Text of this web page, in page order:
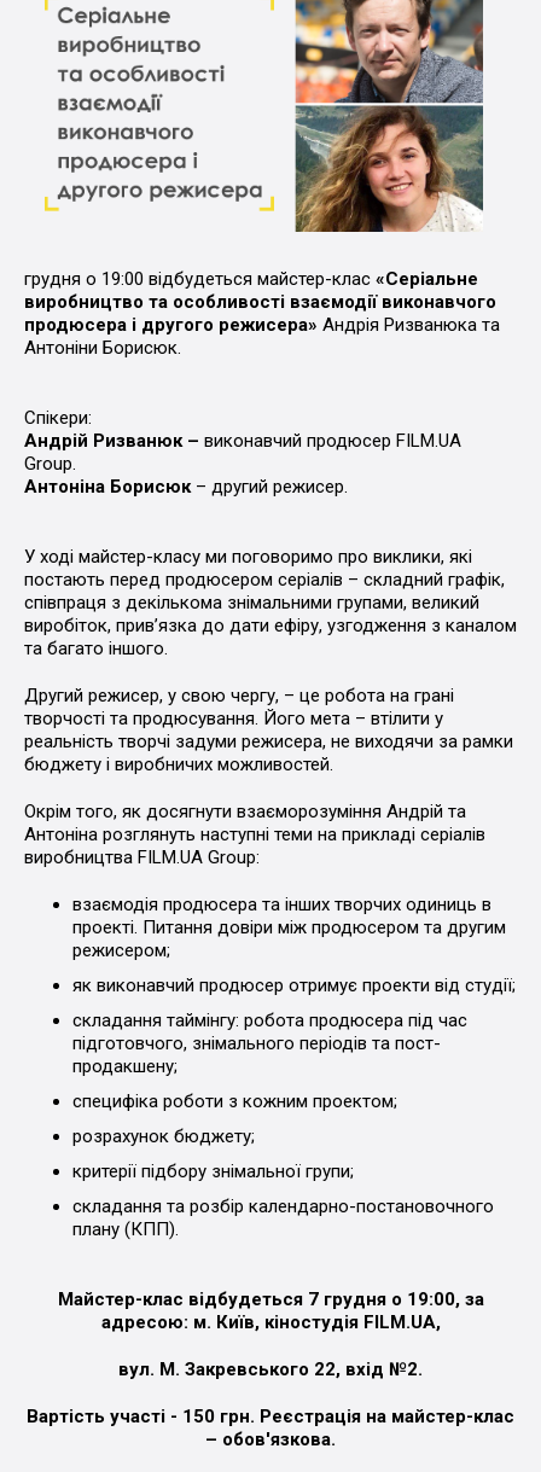
грудня о 19:00 відбудеться майстер-клас «Серіальне
виробництво та особливості взаємодії виконавчого
продюсера і другого режисера» Андрія Ризванюка та
Антоніни Борисюк.
Спікери:
Андрій Ризванюк – виконавчий продюсер FILM.UA
Group.
Антоніна Борисюк– другий режисер.
У ході майстер-класу ми поговоримо про виклики, які
постають перед продюсером серіалів – складний графік,
співпраця з декількома знімальними групами, великий
виробіток, прив’язка до дати ефіру, узгодження з каналом
та багато іншого.
Другий режисер, у свою чергу, – це робота на грані
творчості та продюсування. Його мета – втілити у
реальність творчі задуми режисера, не виходячи за рамки
бюджету і виробничих можливостей.
Окрім того, як досягнути взаєморозуміння Андрій та
Антоніна розглянуть наступні теми на прикладі серіалів
виробництва FILM.UA Group:
взаємодія продюсера та інших творчих одиниць в
проекті. Питання довіри між продюсером та другим
режисером;
як виконавчий продюсер отримує проекти від студії;
складання таймінгу: робота продюсера під час
підготовчого, знімального періодів та пост-
продакшену;
специфіка роботи з кожним проектом;
розрахунок бюджету;
критерії підбору знімальної групи;
складання та розбір календарно-постановочного
плану (КПП).
Майстер-клас відбудеться 7 грудня о 19:00, за
адресою: м. Київ, кіностудія FILM.UA,
вул. М. Закревського 22, вхід №2.
Вартість участі - 150 грн. Реєстрація на майстер-клас
– обов'язкова.